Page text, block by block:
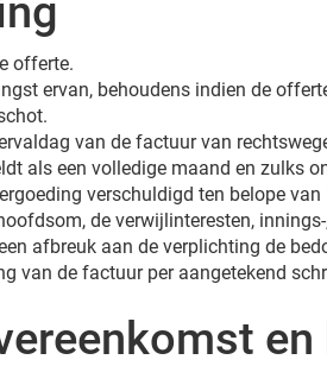
offerte.
ervan, behoudens indien de
van de factuur van
als een volledige maand en zulks
verschuldigd ten belope
de verwijlinteresten,
afbreuk aan de verplichting de
van de factuur per aangetekend